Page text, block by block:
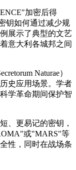
加密后得
钥如何通过减少规
展示了典型的文艺
意大利各城邦之间
Naturae）
史应用场景。学者
学革命期间保护智
、更易记的密钥，
或"MARS"等
性，同时在战场条